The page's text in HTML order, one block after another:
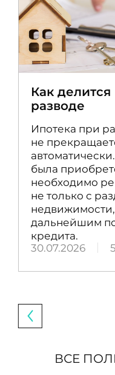
Как
разводе
Ипотека при
не
была
необходимо
не только с
дальнейшим
кредита.
30.07.2026
ВСЕ